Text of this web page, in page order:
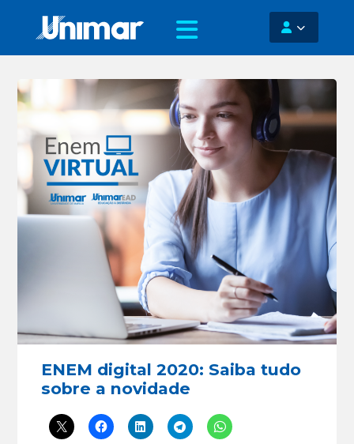
ENEM digital 2020: Saiba tudo
sobre a novidade